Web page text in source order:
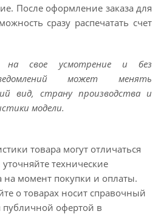
После оформление заказа для
сразу распечатать счет
на свое усмотрение и без
может менять
вид, страну производства и
модели.
товара могут отличаться
технические
на момент покупки и оплаты.
о товарах носит справочный
публичной офертой в